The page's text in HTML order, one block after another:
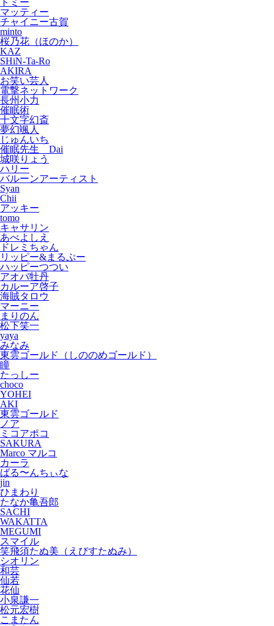
トミー
マッティー
チャイニー古賀
minto
桜乃花（ほのか）
KAZ
SHiN-Ta-Ro
AKIRA
お笑い芸人
電撃ネットワーク
長州小力
催眠術
十文字幻斎
夢幻颯人
じゅんいち
催眠先生 Dai
城咲りょう
ハリー
バルーンアーティスト
Syan
Chii
アッキー
tomo
キャサリン
あべよしえ
ドレミちゃん
リッピー&まるぷー
ハッピーつつい
アオバ牡丹
カルーア啓子
海賊タロウ
マーニー
まりのん
松下笑一
yaya
みなみ
東雲ゴールド（しののめゴールド）
瞳
たっしー
choco
YOHEI
AKI
東雲ゴールド
ノア
ミコアポコ
SAKURA
Marco マルコ
カーラ
ばる〜んちぃな
jin
ひまわり
たなか亀吾郎
SACHI
WAKATTA
MEGUMI
スマイル
笑飛須たぬ美（えびすたぬみ）
シオリン
和芸
仙若
花仙
小泉謙一
松元宏樹
こまたん